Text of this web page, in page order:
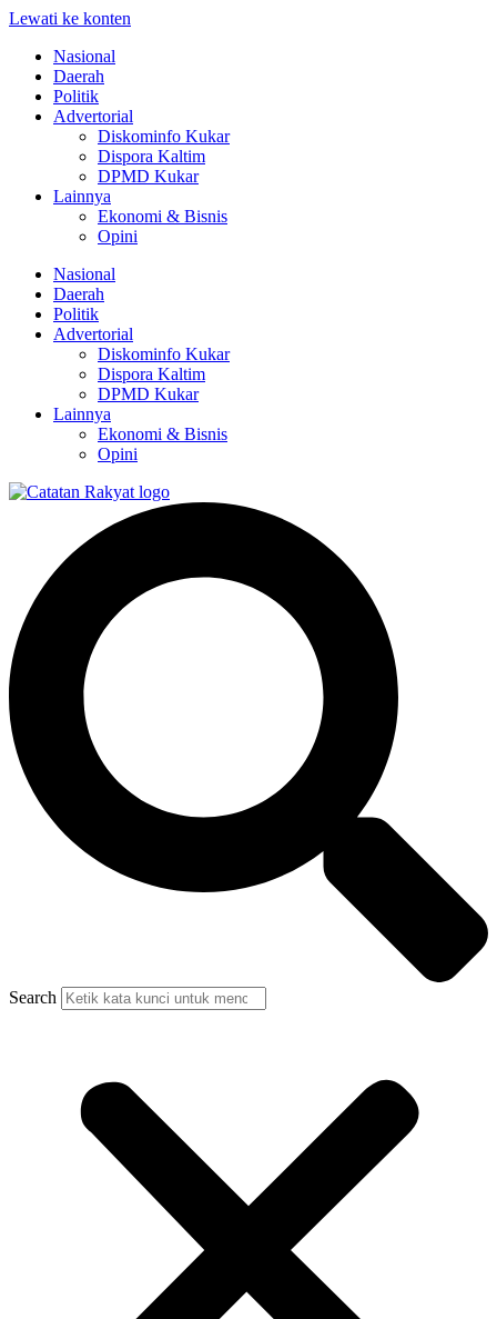
Lewati ke konten
Nasional
Daerah
Politik
Advertorial
Diskominfo Kukar
Dispora Kaltim
DPMD Kukar
Lainnya
Ekonomi & Bisnis
Opini
Nasional
Daerah
Politik
Advertorial
Diskominfo Kukar
Dispora Kaltim
DPMD Kukar
Lainnya
Ekonomi & Bisnis
Opini
Search